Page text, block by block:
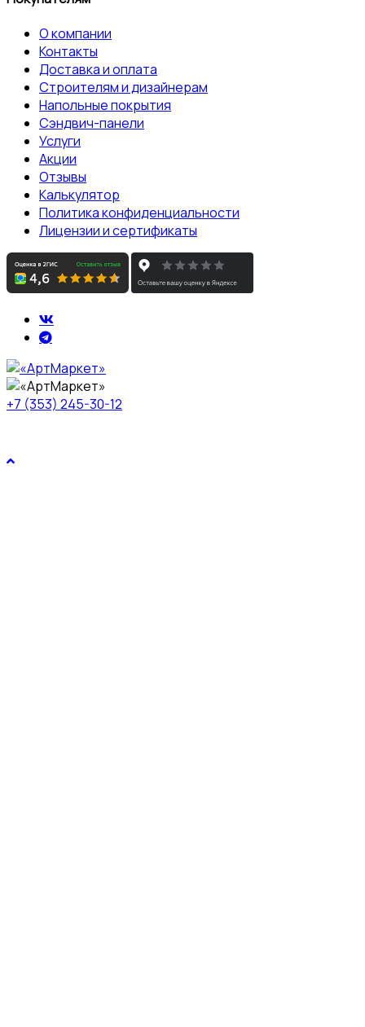
О компании
Контакты
Доставка и оплата
Строителям и дизайнерам
Напольные покрытия
Сэндвич-панели
Услуги
Акции
Отзывы
Калькулятор
Политика конфиденциальности
Лицензии и сертификаты
+7 (353) 245-30-12